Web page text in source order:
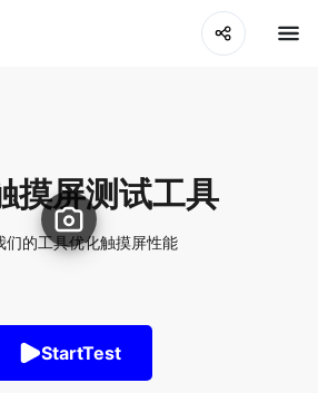
摸屏测试工具
们的工具优化触摸屏性能
StartTest